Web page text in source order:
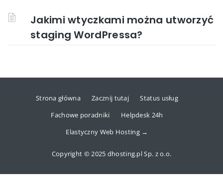
Jakimi wtyczkami można utworzyć
staging WordPressa?
Strona główna Zacznij tutaj
Status usług
Fachowe poradniki
Helpdesk 24h
Elastyczny Web Hosting →
Copyright © 2025 dhosting.pl Sp. z o.o.